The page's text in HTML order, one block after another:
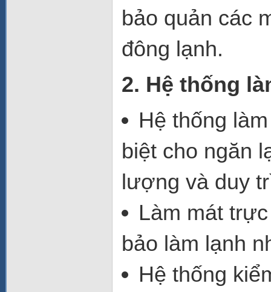
bảo quản các
đông lạnh.
2. Hệ thống
Hệ thống
biệt cho ngăn
lượng và duy
Làm mát
bảo làm lạnh
Hệ thống